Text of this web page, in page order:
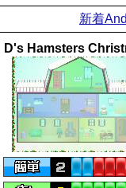
新着
D's Hamsters